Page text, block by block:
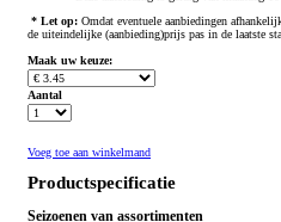
* Let op: Omdat eventuele aanbiedingen
de uiteindelijke (aanbieding)prijs pas in de laatste
Maak uw keuze:
Aantal
Voeg toe aan winkelmand
Productspecificatie
Seizoenen van assortimenten